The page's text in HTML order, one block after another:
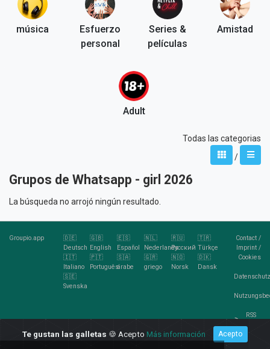
música
Esfuerzo
personal
Series &
películas
Amistad
Adult
Todas las categorias
/
Grupos de Whatsapp - girl 2026
La búsqueda no arrojó ningún resultado.
Groupio.app
🇩🇪
Deutsch
🇬🇧
English
🇪🇸
Español
🇳🇱
Nederlands
🇷🇺
Pусский
🇹🇷
Türkçe
🇮🇹
Italiano
🇵🇹
Português
🇸🇦
árabe
🇬🇷
griego
🇳🇴
Norsk
🇩🇰
Dansk
🇸🇪
Svenska
Contact/
Imprint/
Cookies
RSS
Te gustan las galletas 🍪 Acepto Más información Acepto